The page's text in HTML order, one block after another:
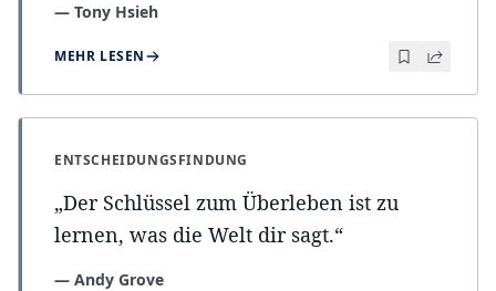
— Tony Hsieh
MEHR LESEN
ENTSCHEIDUNGSFINDUNG
„Der Schlüssel zum Überleben ist zu
lernen, was die Welt dir sagt.“
— Andy Grove